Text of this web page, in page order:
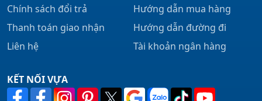
Chính sách đổi trả
Thanh toán giao nhận
Liên hệ
Hướng dẫn mua hàng
Hướng dẫn đường đi
Tài khoản ngân hàng
KẾT NỐI VỰA